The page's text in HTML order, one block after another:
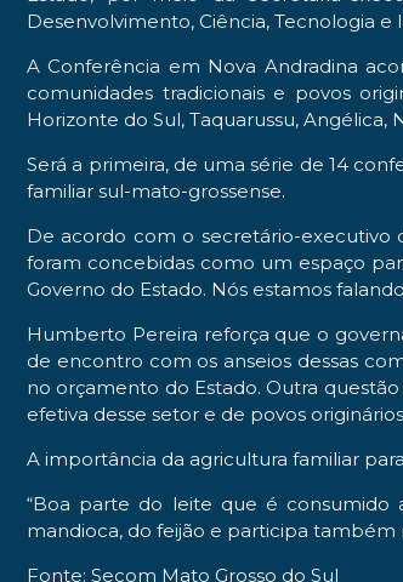
Desenvolvimento, Ciência, Tecnologia
A Conferência em Nova Andradina
comunidades tradicionais e povos
Horizonte do Sul, Taquarussu, Angélica,
Será a primeira, de uma série de 14
familiar sul-mato-grossense.
De acordo com o secretário-executivo
foram concebidas como um espaço
Governo do Estado. Nós estamos
Humberto Pereira reforça que o
de encontro com os anseios dessas
no orçamento do Estado. Outra
efetiva desse setor e de povos
A importância da agricultura familiar
“Boa parte do leite que é
mandioca, do feijão e participa também
Fonte: Secom Mato Grosso do Sul